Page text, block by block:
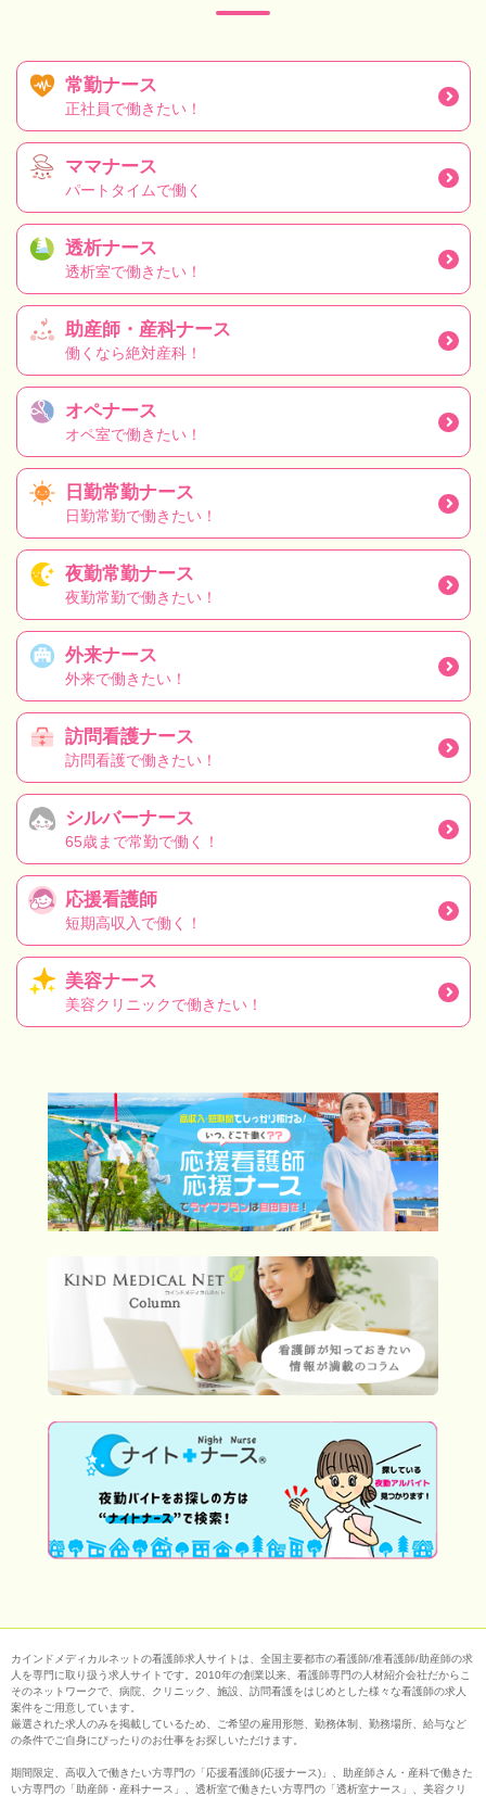
常勤ナース
正社員で働きたい！
ママナース
パートタイムで働く
透析ナース
透析室で働きたい！
助産師・産科ナース
働くなら絶対産科！
オペナース
オペ室で働きたい！
日勤常勤ナース
日勤常勤で働きたい！
夜勤常勤ナース
夜勤常勤で働きたい！
外来ナース
外来で働きたい！
訪問看護ナース
訪問看護で働きたい！
シルバーナース
65歳まで常勤で働く！
応援看護師
短期高収入で働く！
美容ナース
美容クリニックで働きたい！
カインドメディカルネットの看護師求人サイトは、全国主要都市の看護師/准看護師/助産師の求
人を専門に取り扱う求人サイトです。2010年の創業以来、看護師専門の人材紹介会社だからこ
そのネットワークで、病院、クリニック、施設、訪問看護をはじめとした様々な看護師の求人
案件をご用意しています。
厳選された求人のみを掲載しているため、ご希望の雇用形態、勤務体制、勤務場所、給与など
の条件でご自身にぴったりのお仕事をお探しいただけます。
期間限定、高収入で働きたい方専門の「応援看護師(応援ナース)」、助産師さん・産科で働きた
い方専門の「助産師・産科ナース」、透析室で働きたい方専門の「透析室ナース」、美容クリ